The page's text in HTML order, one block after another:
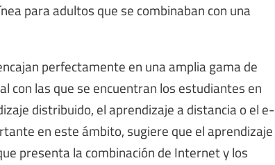
para adultos que se combinaban con una
perfectamente en una amplia gama de
con las que se encuentran los estudiantes en
distribuido, el aprendizaje a distancia o el e-
en este ámbito, sugiere que el aprendizaje
presenta la combinación de Internet y los